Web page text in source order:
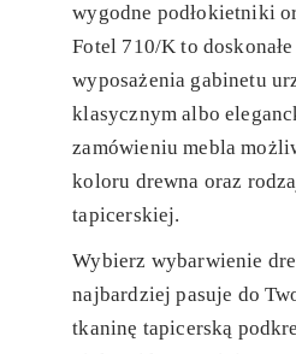
wygodne podłokietniki
Fotel 710/K to
wyposażenia gabinetu
klasycznym albo
zamówieniu mebla
koloru drewna oraz
tapicerskiej.
Wybierz wybarwienie
najbardziej pasuje do
tkaninę tapicerską